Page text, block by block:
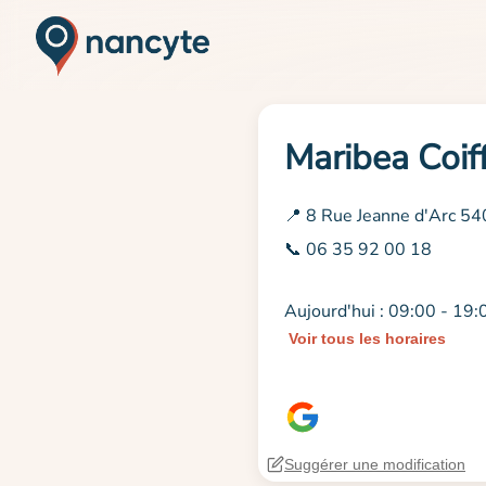
Maribea
📍 8 Rue Jeanne d'Arc
📞 06 35 92 00 18
Aujourd'hui : 09:00 -
Voir tous les horaires
Suggérer une modification